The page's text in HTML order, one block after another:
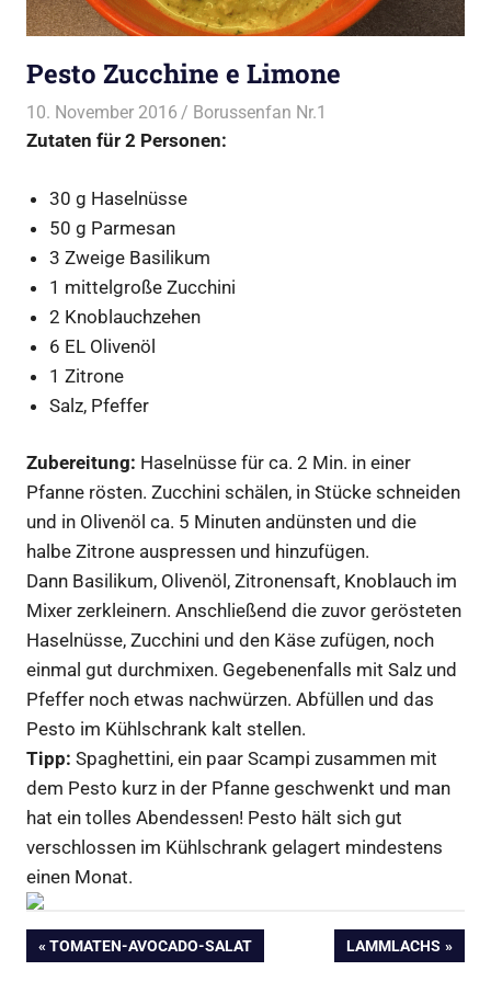
Pesto Zucchine e Limone
10. November 2016 Borussenfan Nr.1
Zutaten für 2 Personen:
30 g Haselnüsse
50 g Parmesan
3 Zweige Basilikum
1 mittelgroße Zucchini
2 Knoblauchzehen
6 EL Olivenöl
1 Zitrone
Salz, Pfeffer
Zubereitung: Haselnüsse für ca. 2 Min. in einer
Pfanne rösten. Zucchini schälen, in Stücke schneiden
und in Olivenöl ca. 5 Minuten andünsten und die
halbe Zitrone auspressen und hinzufügen.
Dann Basilikum, Olivenöl, Zitronensaft, Knoblauch im
Mixer zerkleinern. Anschließend die zuvor gerösteten
Haselnüsse, Zucchini und den Käse zufügen, noch
einmal gut durchmixen. Gegebenenfalls mit Salz und
Pfeffer noch etwas nachwürzen. Abfüllen und das
Pesto im Kühlschrank kalt stellen.
Tipp: Spaghettini, ein paar Scampi zusammen mit
dem Pesto kurz in der Pfanne geschwenkt und man
hat ein tolles Abendessen! Pesto hält sich gut
verschlossen im Kühlschrank gelagert mindestens
einen Monat.
Beitragsnavigation
VORHERIGER
TOMATEN-AVOCADO-SALAT
NÄCHSTER
LAMMLACHS